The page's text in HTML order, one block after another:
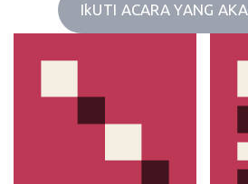
IkUTI ACARA YANG